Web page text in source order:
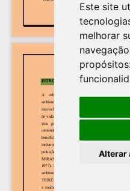
Este site
melhorar
Alterar